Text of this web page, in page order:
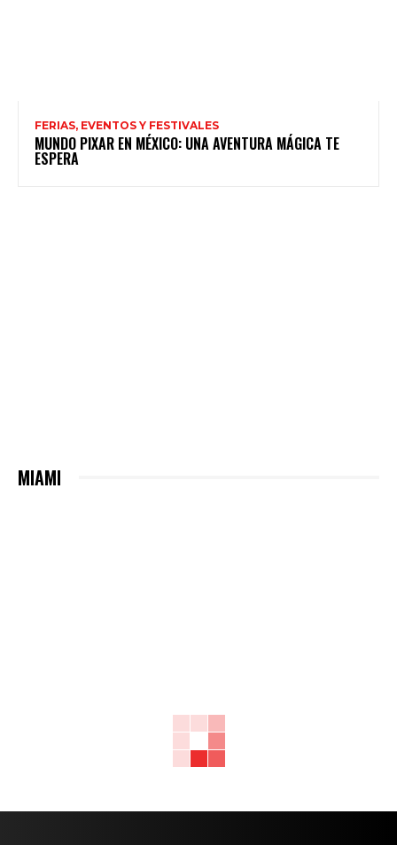
FERIAS, EVENTOS Y FESTIVALES
MUNDO PIXAR EN MÉXICO: UNA AVENTURA MÁGICA TE
ESPERA
MIAMI